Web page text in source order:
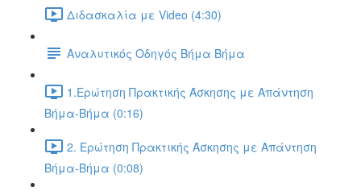
Διδασκαλία με Video (4:30)
Αναλυτικός Οδηγός Βήμα Βήμα
1.Ερώτηση Πρακτικής Άσκησης με Απάντηση
Βήμα-Βήμα (0:16)
2. Ερώτηση Πρακτικής Άσκησης με Απάντηση
Βήμα-Βήμα (0:08)